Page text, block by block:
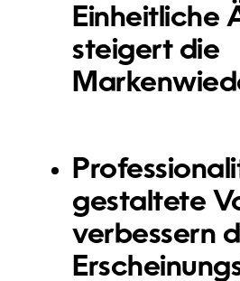
Einheitliche
steigert die
gestaltete
verbessern